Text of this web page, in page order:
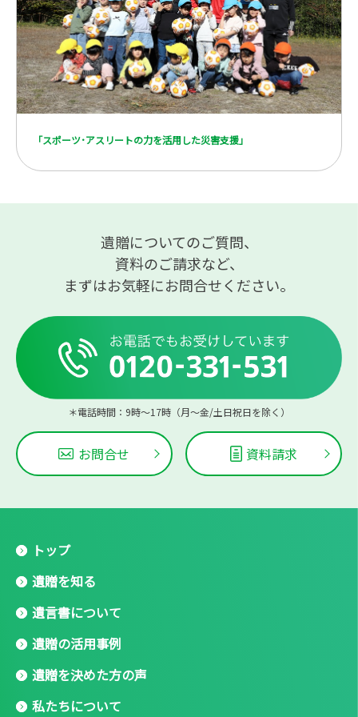
「スポーツ･アスリートの力を活用した災害支援」
遺贈についてのご質問、
資料のご請求など、
まずはお気軽にお問合せください。
お問合せ 資料請求
＊電話時間：9時〜17時（月〜金/土日祝日を除く）
トップ
遺贈を知る
遺言書について
遺贈の活用事例
遺贈を決めた方の声
私たちについて